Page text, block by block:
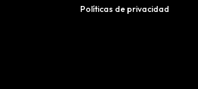
Políticas de privacidad